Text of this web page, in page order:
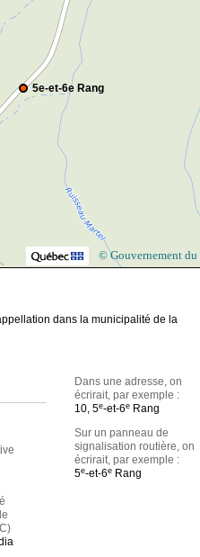
5e-et-6e Rang
© Gouvernement du
dans la municipalité de la
Dans une adresse, on
écrirait, par exemple :
10, 5e-et-6eRang
Sur un panneau de
signalisation routière, on
écrirait, par exemple :
5e-et-6eRang